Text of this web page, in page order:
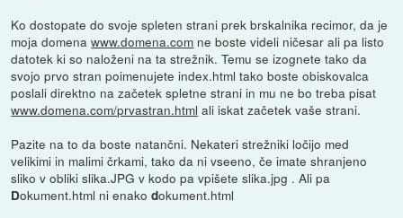
Ko dostopate do svoje spleten strani prek brskalnika recimor, da je
moja domenawww.domena.com ne boste videli ničesar ali pa listo
datotek ki so naloženi na ta strežnik. Temu se izognete tako da
svojo prvo stran poimenujete index.html tako boste obiskovalca
poslali direktno na začetek spletne strani in mu ne bo treba pisat
www.domena.com/prvastran.html ali iskat začetek vaše strani.
Pazite na to da boste natančni. Nekateri strežniki ločijo med
velikimi in malimi črkami, tako da ni vseeno, če imate shranjeno
sliko v obliki slika.JPG v kodo pa vpišete slika.jpg . Ali pa
Dokument.html ni enakodokument.html